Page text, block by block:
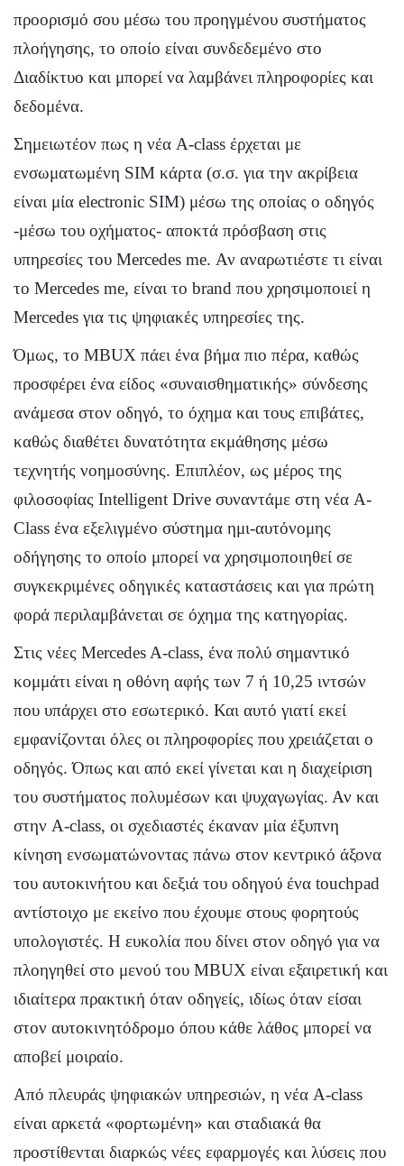
προορισμό σου μέσω του προηγμένου συστήματος
πλοήγησης, το οποίο είναι συνδεδεμένο στο
Διαδίκτυο και μπορεί να λαμβάνει πληροφορίες και
δεδομένα.
Σημειωτέον πως η νέα A-class έρχεται με
ενσωματωμένη SIM κάρτα (σ.σ. για την ακρίβεια
είναι μία electronic SIM) μέσω της οποίας ο οδηγός
-μέσω του οχήματος- αποκτά πρόσβαση στις
υπηρεσίες του Mercedes me. Αν αναρωτιέστε τι είναι
το Mercedes me, είναι το brand που χρησιμοποιεί η
Mercedes για τις ψηφιακές υπηρεσίες της.
Όμως, το MBUX πάει ένα βήμα πιο πέρα, καθώς
προσφέρει ένα είδος «συναισθηματικής» σύνδεσης
ανάμεσα στον οδηγό, το όχημα και τους επιβάτες,
καθώς διαθέτει δυνατότητα εκμάθησης μέσω
τεχνητής νοημοσύνης. Επιπλέον, ως μέρος της
φιλοσοφίας Intelligent Drive συναντάμε στη νέα A-
Class ένα εξελιγμένο σύστημα ημι-αυτόνομης
οδήγησης το οποίο μπορεί να χρησιμοποιηθεί σε
συγκεκριμένες οδηγικές καταστάσεις και για πρώτη
φορά περιλαμβάνεται σε όχημα της κατηγορίας.
Στις νέες Mercedes A-class, ένα πολύ σημαντικό
κομμάτι είναι η οθόνη αφής των 7 ή 10,25 ιντσών
που υπάρχει στο εσωτερικό. Και αυτό γιατί εκεί
εμφανίζονται όλες οι πληροφορίες που χρειάζεται ο
οδηγός. Όπως και από εκεί γίνεται και η διαχείριση
του συστήματος πολυμέσων και ψυχαγωγίας. Αν και
στην A-class, οι σχεδιαστές έκαναν μία έξυπνη
κίνηση ενσωματώνοντας πάνω στον κεντρικό άξονα
του αυτοκινήτου και δεξιά του οδηγού ένα touchpad
αντίστοιχο με εκείνο που έχουμε στους φορητούς
υπολογιστές. Η ευκολία που δίνει στον οδηγό για να
πλοηγηθεί στο μενού του MBUX είναι εξαιρετική και
ιδιαίτερα πρακτική όταν οδηγείς, ιδίως όταν είσαι
στον αυτοκινητόδρομο όπου κάθε λάθος μπορεί να
αποβεί μοιραίο.
Από πλευράς ψηφιακών υπηρεσιών, η νέα A-class
είναι αρκετά «φορτωμένη» και σταδιακά θα
προστίθενται διαρκώς νέες εφαρμογές και λύσεις που